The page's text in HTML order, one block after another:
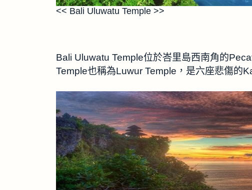
<< Bali Uluwatu Temple >>
Bali Uluwatu Temple位於峇里島西南角的
Temple也稱為Luwur Temple，是六座悲傷的